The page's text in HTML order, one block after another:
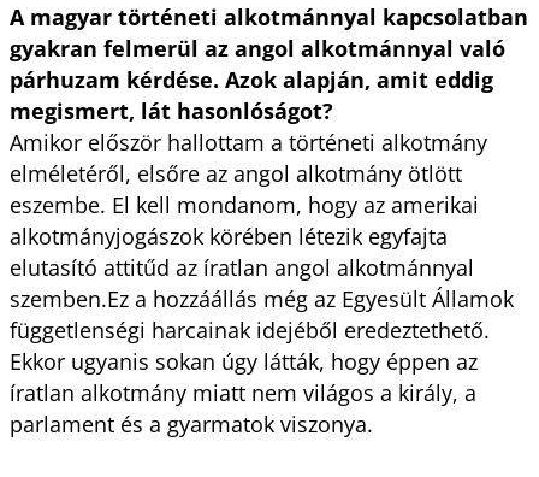
A magyar történeti alkotmánnyal kapcsolatban
gyakran felmerül az angol alkotmánnyal való
párhuzam kérdése. Azok alapján, amit eddig
megismert, lát hasonlóságot?
Amikor először hallottam a történeti alkotmány
elméletéről, elsőre az angol alkotmány ötlött
eszembe. El kell mondanom, hogy az amerikai
alkotmányjogászok körében létezik egyfajta
elutasító attitűd az íratlan angol alkotmánnyal
szemben.Ez a hozzáállás még az Egyesült Államok
függetlenségi harcainak idejéből eredeztethető.
Ekkor ugyanis sokan úgy látták, hogy éppen az
íratlan alkotmány miatt nem világos a király, a
parlament és a gyarmatok viszonya.